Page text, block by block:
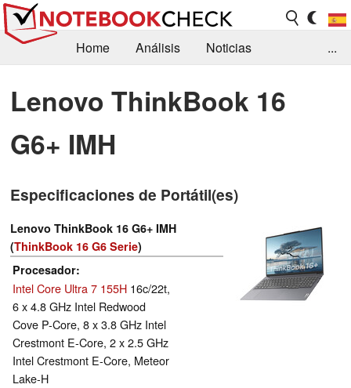
Home Análisis
Noticias
Orientación para la Compra
Busca
Contacto
...
Lenovo ThinkBook 16
G6+ IMH
Especificaciones de Portátil(es)
Lenovo ThinkBook 16 G6+ IMH
(ThinkBook 16 G6 Serie)
Procesador
Intel Core Ultra 7 155H 16c/22t,
6 x 4.8 GHz Intel Redwood
Cove P-Core, 8 x 3.8 GHz Intel
Crestmont E-Core, 2 x 2.5 GHz
Intel Crestmont E-Core, Meteor
Lake-H